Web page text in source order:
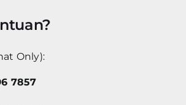
Only):
7857